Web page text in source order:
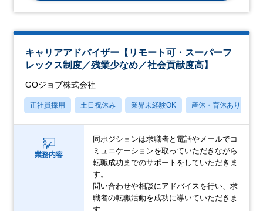
キャリアアドバイザー【リモート可・スーパーフ
レックス制度／残業少なめ／社会貢献度高】
GOジョブ株式会社
正社員採用 土日祝休み 業界未経験OK 産休・育休あり
業務内容
同ポジションは求職者と電話やメールでコ
ミュニケーションを取っていただきながら
転職成功までのサポートをしていただきま
す。
問い合わせや相談にアドバイスを行い、求
職者の転職活動を成功に導いていただきま